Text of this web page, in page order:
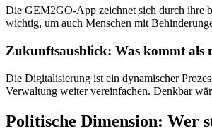
Die GEM2GO-App zeichnet sich durch ihre
wichtig, um auch Menschen mit
Zukunftsausblick: Was kommt als
Die Digitalisierung ist ein dynamischer
Verwaltung weiter vereinfachen. Denkbar
Politische Dimension: Wer